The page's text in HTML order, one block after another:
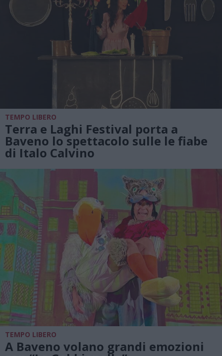
TEMPO LIBERO
Terra e Laghi Festival porta a
Baveno lo spettacolo sulle le fiabe
di Italo Calvino
TEMPO LIBERO
A Baveno volano grandi emozioni